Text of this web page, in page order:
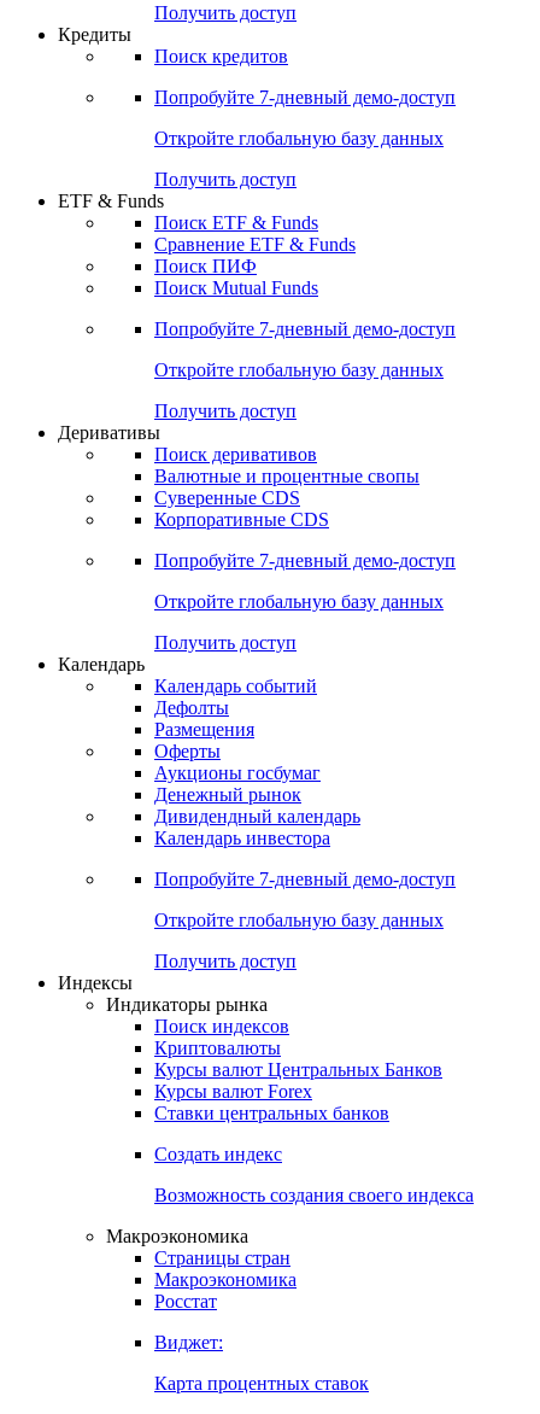
Получить доступ
Кредиты
Поиск кредитов
Попробуйте 7-дневный демо-доступ
Откройте глобальную базу данных
Получить доступ
ETF & Funds
Поиск ETF & Funds
Сравнение ETF & Funds
Поиск ПИФ
Поиск Mutual Funds
Попробуйте 7-дневный демо-доступ
Откройте глобальную базу данных
Получить доступ
Деривативы
Поиск деривативов
Валютные и процентные свопы
Суверенные CDS
Корпоративные CDS
Попробуйте 7-дневный демо-доступ
Откройте глобальную базу данных
Получить доступ
Календарь
Календарь событий
Дефолты
Размещения
Оферты
Аукционы госбумаг
Денежный рынок
Дивидендный календарь
Календарь инвестора
Попробуйте 7-дневный демо-доступ
Откройте глобальную базу данных
Получить доступ
Индексы
Индикаторы рынка
Поиск индексов
Криптовалюты
Курсы валют Центральных Банков
Курсы валют Forex
Ставки центральных банков
Создать индекс
Возможность создания своего индекса
Макроэкономика
Страницы стран
Макроэкономика
Росстат
Виджет:
Карта процентных ставок